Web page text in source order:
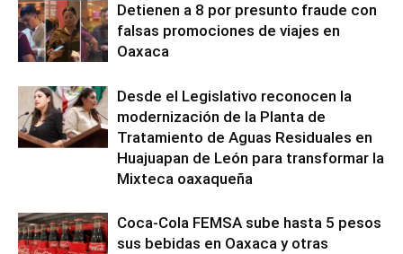
Detienen a 8 por presunto fraude con
falsas promociones de viajes en
Oaxaca
Desde el Legislativo reconocen la
modernización de la Planta de
Tratamiento de Aguas Residuales en
Huajuapan de León para transformar la
Mixteca oaxaqueña
Coca-Cola FEMSA sube hasta 5 pesos
sus bebidas en Oaxaca y otras